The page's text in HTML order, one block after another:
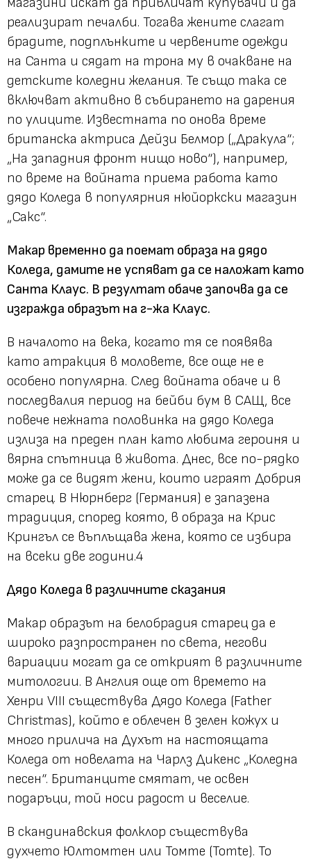
реализират печалби. Тогава жените слагат
брадите, подплънките и червените одежди
на Санта и сядат на трона му в очакване на
детските коледни желания. Те също така се
включват активно в събирането на дарения
по улиците. Известната по онова време
британска актриса Дейзи Белмор („Дракула“;
„На западния фронт нищо ново“), например,
по време на войната приема работа като
дядо Коледа в популярния нюйоркски магазин
„Сакс“.
Макар временно да поемат образа на дядо
Коледа, дамите не успяват да се наложат като
Санта Клаус. В резултат обаче започва да се
изгражда образът на г-жа Клаус.
В началото на века, когато тя се появява
като атракция в моловете, все още не е
особено популярна. След войната обаче и в
последвалия период на бейби бум в САЩ, все
повече нежната половинка на дядо Коледа
излиза на преден план като любима героиня и
вярна спътница в живота. Днес, все по-рядко
може да се видят жени, които играят Добрия
старец. В Нюрнберг (Германия) е запазена
традиция, според която, в образа на Крис
Крингъл се въплъщава жена, която се избира
на всеки две години.4
Дядо Коледа в различните сказания
Макар образът на белобрадия старец да е
широко разпространен по света, негови
вариации могат да се открият в различните
митологии. В Англия още от времето на
Хенри VIII съществува Дядо Коледа (Father
Christmas), който е облечен в зелен кожух и
много прилича на Духът на настоящата
Коледа от новелата на Чарлз Дикенс „Коледна
песен“. Британците смятат, че освен
подаръци, той носи радост и веселие.
В скандинавския фолклор съществува
духчето Юлтомтен или Томте (Tomte). То